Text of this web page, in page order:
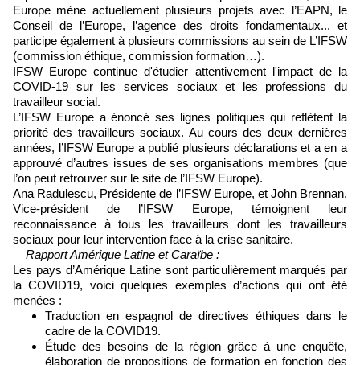
Europe mène actuellement plusieurs projets avec l’EAPN, le
Conseil de l’Europe, l’agence des droits fondamentaux... et
participe également à plusieurs commissions au sein de L’IFSW
(commission éthique, commission formation…).
IFSW Europe continue d'étudier attentivement l'impact de la
COVID-19 sur les services sociaux et les professions du
travailleur social.
L’IFSW Europe a énoncé ses lignes politiques qui reflètent la
priorité des travailleurs sociaux. Au cours des deux dernières
années, l’IFSW Europe a publié plusieurs déclarations et a en a
approuvé d’autres issues de ses organisations membres (que
l’on peut retrouver sur le site de l’IFSW Europe).
Ana Radulescu, Présidente de l’IFSW Europe, et John Brennan,
Vice-président de l’IFSW Europe, témoignent leur
reconnaissance à tous les travailleurs dont les travailleurs
sociaux pour leur intervention face à la crise sanitaire.
Rapport Amérique Latine et Caraïbe :
Les pays d’Amérique Latine sont particulièrement marqués par
la COVID19, voici quelques exemples d’actions qui ont été
menées :
Traduction en espagnol de directives éthiques dans le
cadre de la COVID19.
Étude des besoins de la région grâce à une enquête,
élaboration de propositions de formation en fonction des